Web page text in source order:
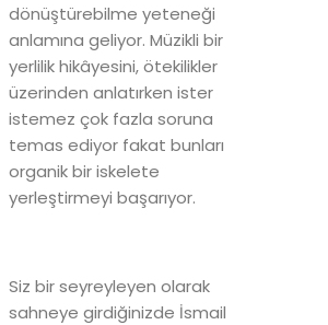
dönüştürebilme yeteneği
anlamına geliyor. Müzikli bir
yerlilik hikâyesini, ötekilikler
üzerinden anlatırken ister
istemez çok fazla soruna
temas ediyor fakat bunları
organik bir iskelete
yerleştirmeyi başarıyor.
Siz bir seyreyleyen olarak
sahneye girdiğinizde İsmail